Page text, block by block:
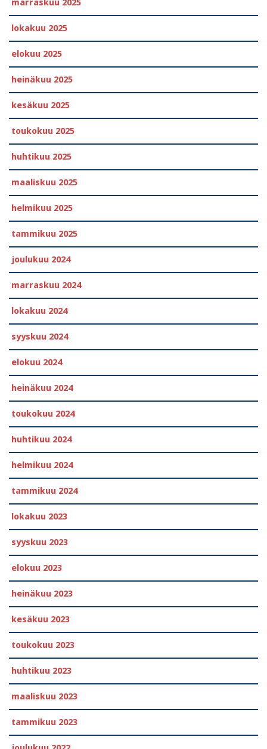
marraskuu 2025
lokakuu 2025
elokuu 2025
heinäkuu 2025
kesäkuu 2025
toukokuu 2025
huhtikuu 2025
maaliskuu 2025
helmikuu 2025
tammikuu 2025
joulukuu 2024
marraskuu 2024
lokakuu 2024
syyskuu 2024
elokuu 2024
heinäkuu 2024
toukokuu 2024
huhtikuu 2024
helmikuu 2024
tammikuu 2024
lokakuu 2023
syyskuu 2023
elokuu 2023
heinäkuu 2023
kesäkuu 2023
toukokuu 2023
huhtikuu 2023
maaliskuu 2023
tammikuu 2023